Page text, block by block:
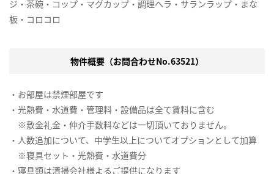
ジ・茶碗・コップ・マグカップ・調理ヘラ・サランラップ・まな
板・コロコロ
物件概要（お問合わせNo.63521）
・お部屋は禁煙部屋です
・光熱費・水道費・管理料・設備品は全て賃料に含む
※敷金礼金・仲介手数料などは一切頂いておりません。
・人数追加について、中学生以上についてオプションとして加算
※寝具セット・光熱費・水道費分
・寝具類は清掃会社様よるご提供になります